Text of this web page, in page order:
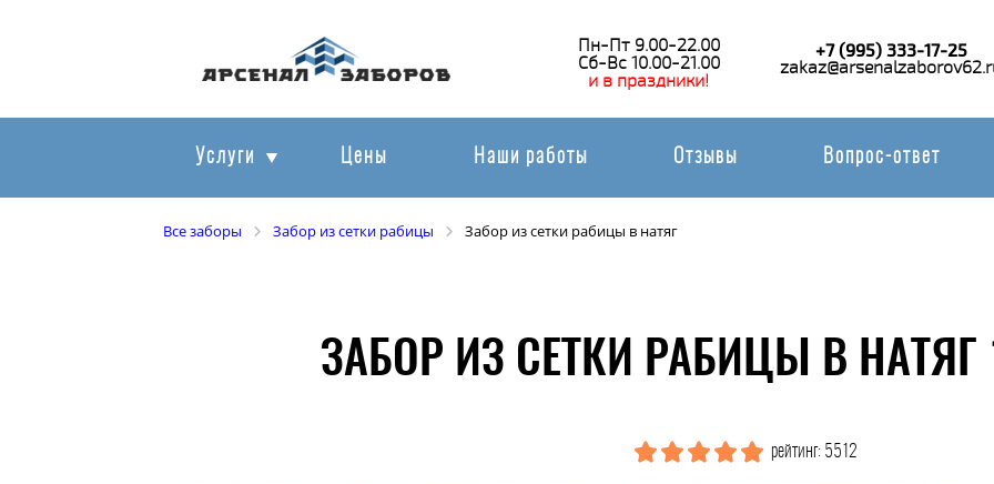
Пн-Пт 9.00-22.00
Сб-Вс 10.00-21.00
и в праздники!
+7 (995) 333-17-25
Услуги Цены Наши работы Отзывы Вопрос-ответ
Все заборы Забор из сетки рабицы Забор из сетки рабицы в натяг
ЗАБОР ИЗ СЕТКИ РАБИЦЫ В НАТЯГ
рейтинг: 5512